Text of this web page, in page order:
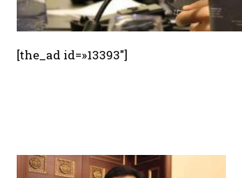
[the_ad id=»13393″]